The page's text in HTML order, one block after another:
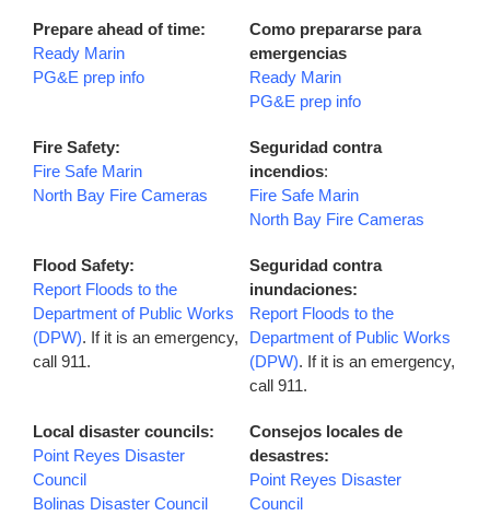
Prepare ahead of time:
Ready Marin
PG&E prep info
Como prepararse para
emergencias
Ready Marin
PG&E prep info
Fire Safety:
Fire Safe Marin
North Bay Fire Cameras
Seguridad contra
incendios:
Fire Safe Marin
North Bay Fire Cameras
Flood Safety:
Report Floods to the
Department of Public Works
(DPW). If it is an emergency,
call 911.
Seguridad contra
inundaciones:
Report Floods to the
Department of Public Works
(DPW). If it is an emergency,
call 911.
Local disaster councils:
Point Reyes Disaster
Council
Bolinas Disaster Council
Consejos locales de
desastres:
Point Reyes Disaster
Council